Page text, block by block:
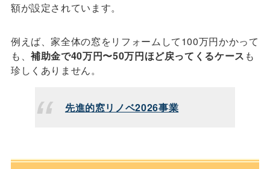
額が設定されています。
例えば、家全体の窓をリフォームして100万円かかって
も、補助金で40万円〜50万円ほど戻ってくるケース も
珍しくありません。
先進的窓リノベ2026事業